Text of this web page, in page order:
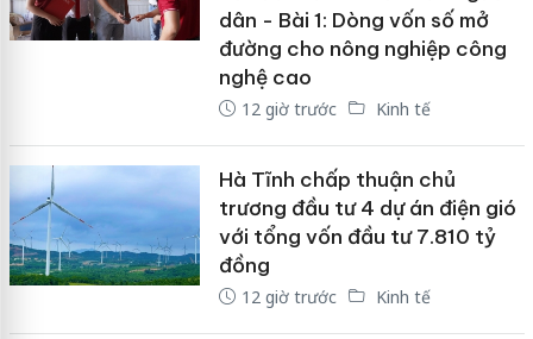
dân - Bài 1: Dòng vốn số mở
đường cho nông nghiệp công
nghệ cao
12 giờ trước Kinh tế
Hà Tĩnh chấp thuận chủ
trương đầu tư 4 dự án điện gió
với tổng vốn đầu tư 7.810 tỷ
đồng
12 giờ trước Kinh tế